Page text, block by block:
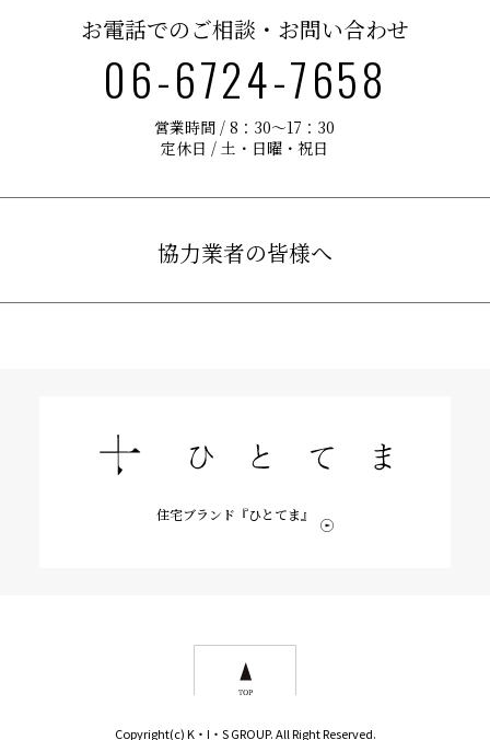
お電話でのご相談・お問い合わせ
06-6724-7658
営業時間 / 8：30〜17：30
定休日 / 土・日曜・祝日
協力業者の皆様へ
住宅ブランド『ひとてま』
Copyright(c) K・I・S GROUP. All Right Reserved.